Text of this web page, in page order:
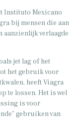
Instituto Mexicano
bij mensen die aan
aanzienlijk verlaagde
jet lag of het
het gebruik voor
heeft Viagra
te lossen. Het is wel
is voor
gebruiken van